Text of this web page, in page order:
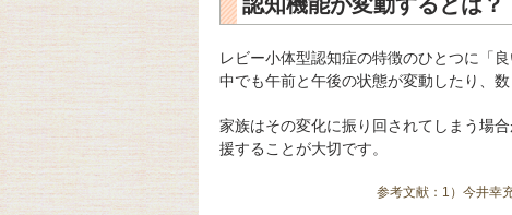
レビー小体型認知症の特徴のひとつに「
中でも午前と午後の状態が変動したり、
家族はその変化に振り回されてしまう場
援することが大切です。
参考文献：1）今井幸